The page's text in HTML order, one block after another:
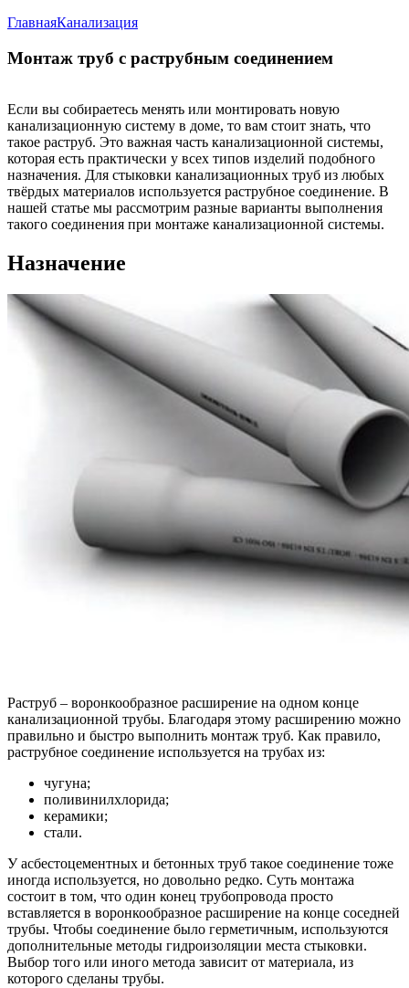
ГлавнаяКанализация
Монтаж труб с раструбным соединением
Если вы собираетесь менять или монтировать новую
канализационную систему в доме, то вам стоит знать, что
такое раструб. Это важная часть канализационной системы,
которая есть практически у всех типов изделий подобного
назначения. Для стыковки канализационных труб из любых
твёрдых материалов используется раструбное соединение. В
нашей статье мы рассмотрим разные варианты выполнения
такого соединения при монтаже канализационной системы.
Назначение
Раструб – воронкообразное расширение на одном конце
канализационной трубы. Благодаря этому расширению можно
правильно и быстро выполнить монтаж труб. Как правило,
раструбное соединение используется на трубах из:
чугуна;
поливинилхлорида;
керамики;
стали.
У асбестоцементных и бетонных труб такое соединение тоже
иногда используется, но довольно редко. Суть монтажа
состоит в том, что один конец трубопровода просто
вставляется в воронкообразное расширение на конце соседней
трубы. Чтобы соединение было герметичным, используются
дополнительные методы гидроизоляции места стыковки.
Выбор того или иного метода зависит от материала, из
которого сделаны трубы.